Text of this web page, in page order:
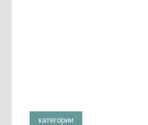
категории